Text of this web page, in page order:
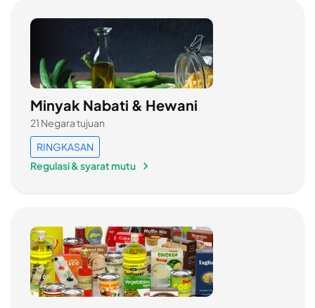
Minyak Nabati & Hewani
21 Negara tujuan
RINGKASAN
Regulasi & syarat mutu